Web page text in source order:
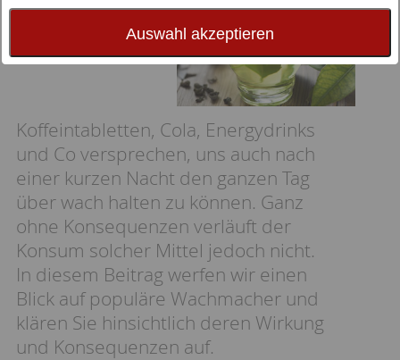
Auswahl akzeptieren
Koffeintabletten, Cola, Energydrinks
und Co versprechen, uns auch nach
einer kurzen Nacht den ganzen Tag
über wach halten zu können. Ganz
ohne Konsequenzen verläuft der
Konsum solcher Mittel jedoch nicht.
In diesem Beitrag werfen wir einen
Blick auf populäre Wachmacher und
klären Sie hinsichtlich deren Wirkung
und Konsequenzen auf.